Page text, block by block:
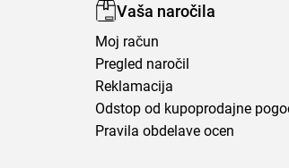
Vaša naročila
Moj račun
Pregled naročil
Reklamacija
Odstop od kupoprodajne
Pravila obdelave ocen